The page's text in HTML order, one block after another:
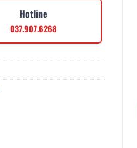
Hotline
037.907.6268